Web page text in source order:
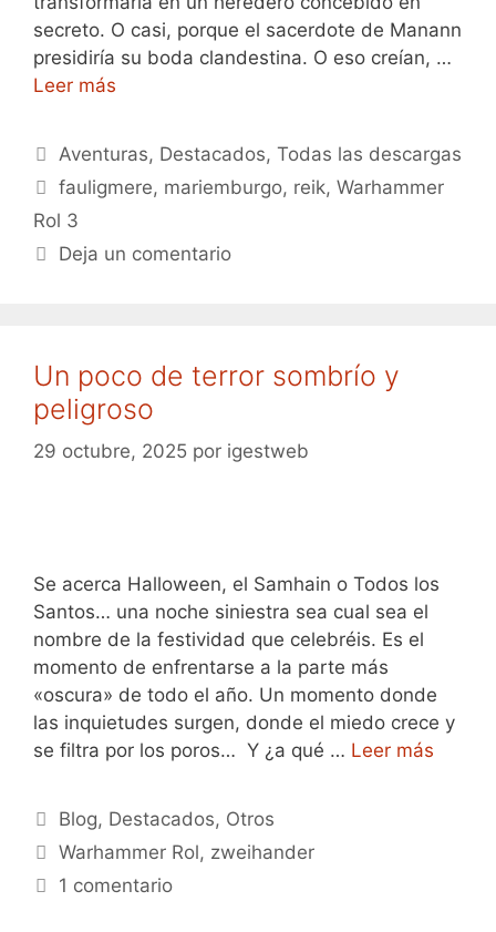
secreto. O casi, porque el sacerdote de Manann
presidiría su boda clandestina. O eso creían, …
Leer más
Categorías
Aventuras, Destacados,Todas las descargas
Etiquetas
fauligmere, mariemburgo, reik,Warhammer
Rol 3
Deja un comentario
Un poco de terror sombrío y
peligroso
29 octubre, 2025 por igestweb
Se acerca Halloween, el Samhain o Todos los
Santos… una noche siniestra sea cual sea el
nombre de la festividad que celebréis. Es el
momento de enfrentarse a la parte más
«oscura» de todo el año. Un momento donde
las inquietudes surgen, donde el miedo crece y
se filtra por los poros… Y ¿a qué … Leer más
Categorías
Blog, Destacados, Otros
Etiquetas
Warhammer Rol, zweihander
1 comentario